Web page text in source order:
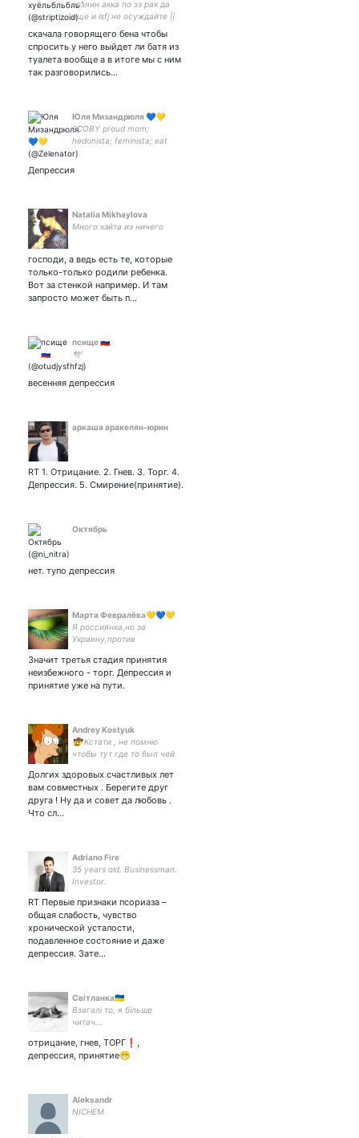
хозяин акка по зз рак да
еще и isfj не осуждайте ||
комфорт флафф и мемы
ничего лишнего ||
крендельоля🥨 || я жид и
гей || иххахуй
скачала говорящего бена чтобы
спросить у него выйдет ли батя из
туалета вообще а в итоге мы с ним
так разговорились…
Юля Мизандрюля 💙💛
SCOBY proud mom;
hedonista; feminista; eat
people;
Депрессия
Natalia Mikhaylova
Много хэйта из ничего
господи, а ведь есть те, которые
только-только родили ребенка.
Вот за стенкой например. И там
запросто может быть п…
псище 🇷🇺
🕊
весенняя депрессия
аркаша аракелян-юрин
RT 1. Отрицание. 2. Гнев. 3. Торг. 4.
Депрессия. 5. Смирение(принятие).
Октябрь
нет. тупо депрессия
Марта Февралёва💛💙💛
Я россиянка,но за
Украину,против
Героям слава!🇺🇦🇺🇦🇺🇦
Значит третья стадия принятия
неизбежного - торг. Депрессия и
принятие уже на пути.
Andrey Kostyuk
🤠 Кстати , не помню
чтобы тут где то был чей
Долгих здоровых счастливых лет
вам совместных . Берегите друг
друга ! Ну да и совет да любовь .
Что сл…
Adriano Fire
35 years old. Businessman.
Investor.
RT Первые признаки псориаза –
общая слабость, чувство
хронической усталости,
подавленное состояние и даже
депрессия. Зате…
Світланка🇺🇦
Взагалі то, я більше
читач...
отрицание, гнев, ТОРГ❗,
депрессия, принятие😁
Aleksandr
NICHEM